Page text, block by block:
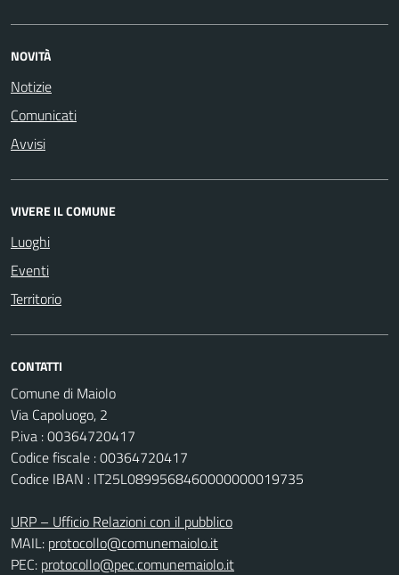
NOVITÀ
Notizie
Comunicati
Avvisi
VIVERE IL COMUNE
Luoghi
Eventi
Territorio
CONTATTI
Comune di Maiolo
Via Capoluogo, 2
P.iva : 00364720417
Codice fiscale : 00364720417
Codice IBAN : IT25L0899568460000000019735
URP – Ufficio Relazioni con il pubblico
MAIL: protocollo@comunemaiolo.it
PEC: protocollo@pec.comunemaiolo.it